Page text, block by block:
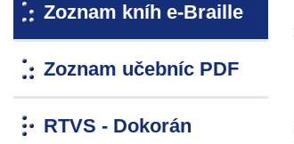
Zoznam kníh e-Braille
Zoznam učebníc PDF
RTVS - Dokorán